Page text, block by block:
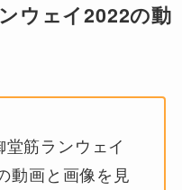
ウェイ2022の動
筋ランウェイ
動画と画像を見